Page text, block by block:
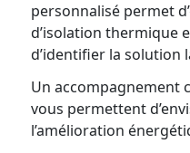
personnalisé permet
d’isolation thermique
d’identifier la solution
Un accompagnement
vous permettent
l’amélioration